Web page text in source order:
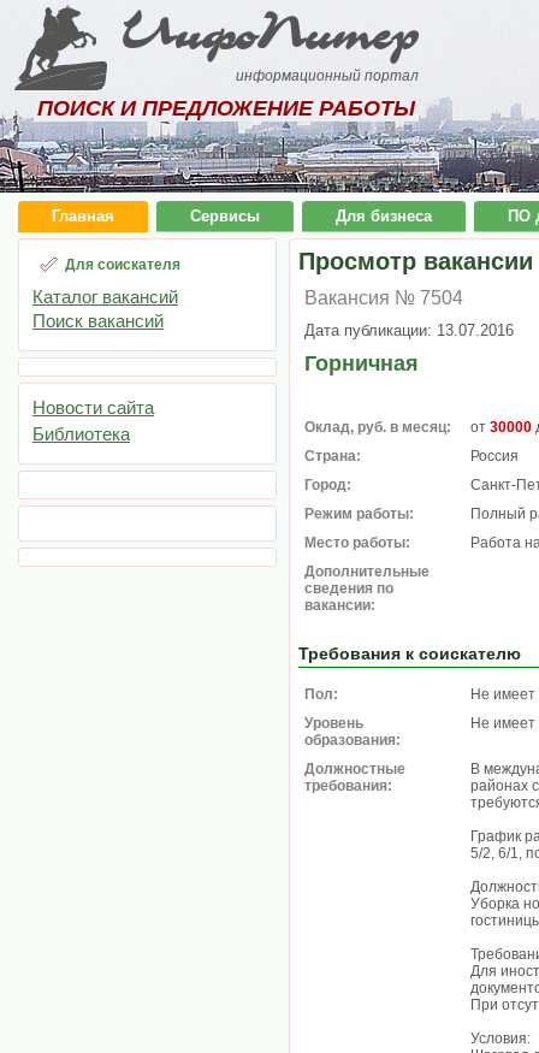
ИнфоПитер
информационный портал
ПОИСК И ПРЕДЛОЖЕНИЕ РАБОТЫ
Главная Сервисы Для бизнеса ПО
Для соискателя
Каталог вакансий
Поиск вакансий
Новости сайта
Библиотека
Просмотр вакансии
Вакансия № 7504
Дата публикации: 13.07.2016
Горничная
Оклад, руб. в месяц: от 30000
Страна:
Россия
Город:
Санкт-
Режим работы:
Полный
Место работы:
Работа
Дополнительные
сведения по
вакансии:
Требования к соискателю
Пол:
Не имеет
Уровень
образования:
Не имеет
Должностные
требования:
В
районах
График
5/2, 6/1,
Уборка
Для
При
Условия: